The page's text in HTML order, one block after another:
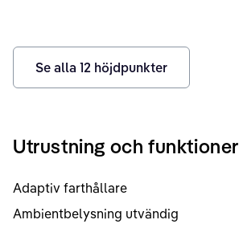
Se alla 12 höjdpunkter
Utrustning och funktioner
Adaptiv farthållare
Ambientbelysning utvändig